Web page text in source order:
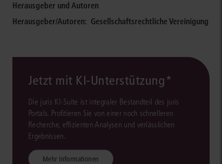
Herausgeber und Autoren
Herausgeber/Autoren: Gesellschaftsrechtliche Vereinigung
Jetzt mit KI-Unterstützung*
Die juris KI-Suite ist integraler Bestandteil des juris
Portals. Profitieren Sie von einer noch schnelleren
Recherche, effizienten Analysen und verlässlichen
Ergebnissen.
Mehr Informationen